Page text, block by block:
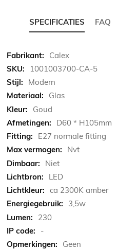
SPECIFICATIES FAQ
Meer
informatie
Calex
1001003700-CA-5
Modern
Glas
Goud
D60 * H105mm
E27 normale fitting
Nvt
Niet
LED
ca 2300K amber
3,5w
230
-
Geen